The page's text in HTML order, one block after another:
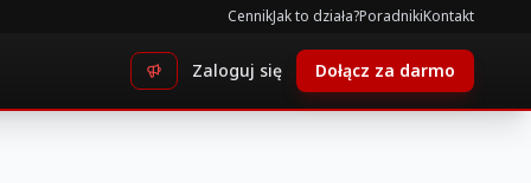
CennikJak to działa?PoradnikiKontakt
Zaloguj się Dołącz za darmo